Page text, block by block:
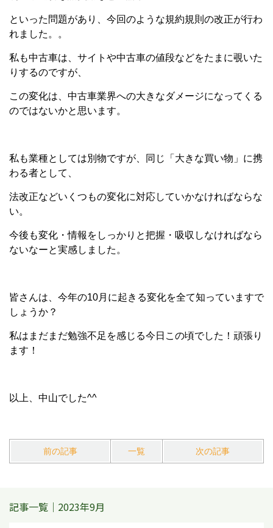
といった問題があり、今回のような規約規則の改正が行わ
れました。。
私も中古車は、サイトや中古車の値段などをたまに覗いた
りするのですが、
この変化は、中古車業界への大きなダメージになってくる
のではないかと思います。
私も業種としては別物ですが、同じ「大きな買い物」に携
わる者として、
法改正などいくつもの変化に対応していかなければならな
い。
今後も変化・情報をしっかりと把握・吸収しなければなら
ないなーと実感しました。
皆さんは、今年の10月に起きる変化を全て知っていますで
しょうか？
私はまだまだ勉強不足を感じる今日この頃でした！頑張り
ます！
以上、中山でした^^
前の記事 一覧 次の記事
記事一覧｜2023年9月